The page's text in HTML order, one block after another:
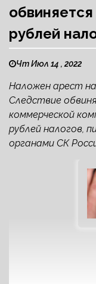
рублей
Чт Июл 14 , 2022
Наложен арест
Следствие
коммерческой
рублей налогов,
органами СК